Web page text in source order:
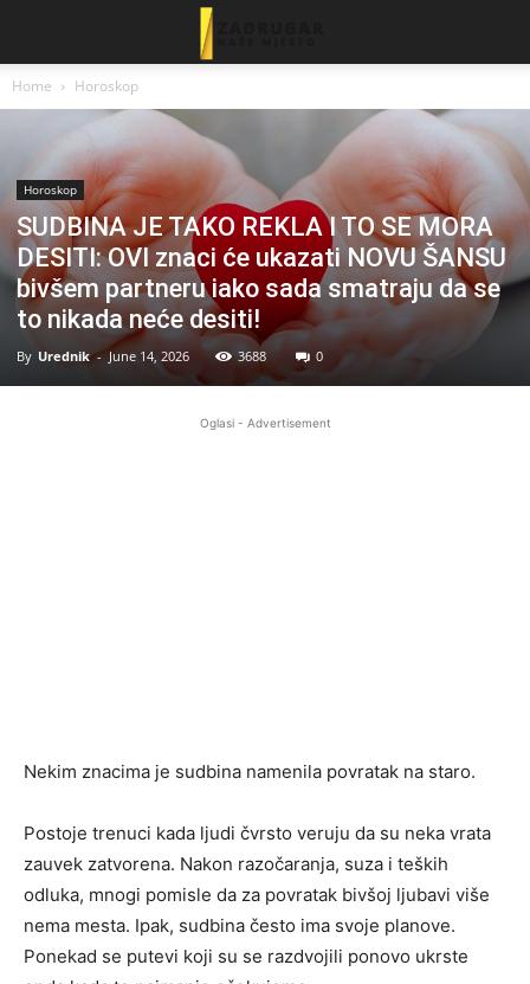
Home Horoskop
Horoskop
SUDBINA JE TAKO REKLA I TO SE MORA
DESITI: OVI znaci će ukazati NOVU ŠANSU
bivšem partneru iako sada smatraju da se
to nikada neće desiti!
By Urednik - June 14, 2026 3688 0
Oglasi - Advertisement
Nekim znacima je sudbina namenila povratak na staro.
Postoje trenuci kada ljudi čvrsto veruju da su neka vrata
zauvek zatvorena. Nakon razočaranja, suza i teških
odluka, mnogi pomisle da za povratak bivšoj ljubavi više
nema mesta. Ipak, sudbina često ima svoje planove.
Ponekad se putevi koji su se razdvojili ponovo ukrste